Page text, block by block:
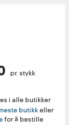
pr. stykk
i alle butikker
butikkeller
for å bestille